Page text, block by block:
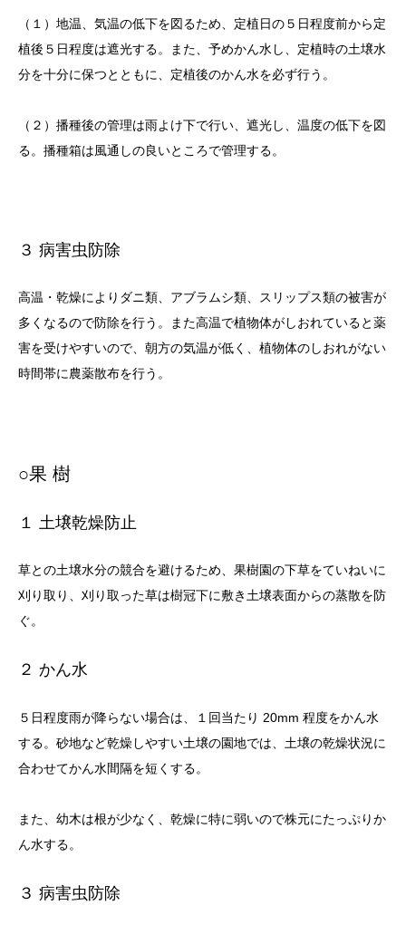
（１）地温、気温の低下を図るため、定植日の５日程度前から定
植後５日程度は遮光する。また、予めかん水し、定植時の土壌水
分を十分に保つとともに、定植後のかん水を必ず行う。
（２）播種後の管理は雨よけ下で行い、遮光し、温度の低下を図
る。播種箱は風通しの良いところで管理する。
３ 病害虫防除
高温・乾燥によりダニ類、アブラムシ類、スリップス類の被害が
多くなるので防除を行う。また高温で植物体がしおれていると薬
害を受けやすいので、朝方の気温が低く、植物体のしおれがない
時間帯に農薬散布を行う。
○果 樹
１ 土壌乾燥防止
草との土壌水分の競合を避けるため、果樹園の下草をていねいに
刈り取り、刈り取った草は樹冠下に敷き土壌表面からの蒸散を防
ぐ。
２ かん水
５日程度雨が降らない場合は、１回当たり 20mm 程度をかん水
する。砂地など乾燥しやすい土壌の園地では、土壌の乾燥状況に
合わせてかん水間隔を短くする。
また、幼木は根が少なく、乾燥に特に弱いので株元にたっぷりか
ん水する。
３ 病害虫防除